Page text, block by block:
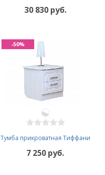
30 830 руб.
Тумба прикроватная Тиффани
7 250 руб.
-50%